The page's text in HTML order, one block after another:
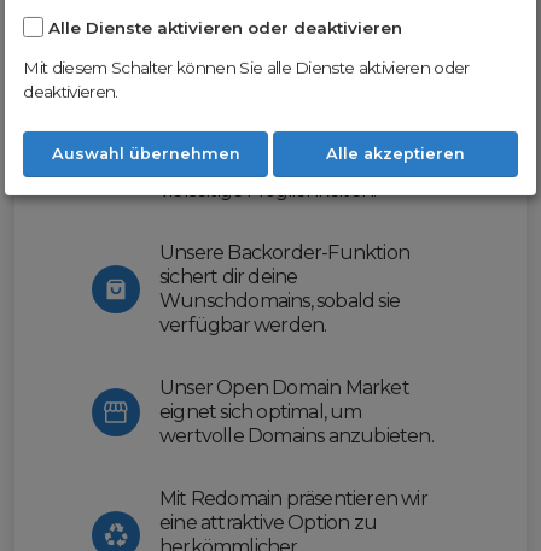
Nutze unsere Erfahrung und profitiere
erleichtern wir dir den
Domainhandel und bieten dir
vielseitige Möglichkeiten.
Unsere Backorder-Funktion
sichert dir deine
Wunschdomains, sobald sie
verfügbar werden.
Unser Open Domain Market
eignet sich optimal, um
wertvolle Domains anzubieten.
Mit Redomain präsentieren wir
eine attraktive Option zu
Alle Dienste aktivieren oder deaktivieren
Mit diesem Schalter können Sie alle Dienste aktivieren oder
deaktivieren.
Auswahl übernehmen Alle akzeptieren